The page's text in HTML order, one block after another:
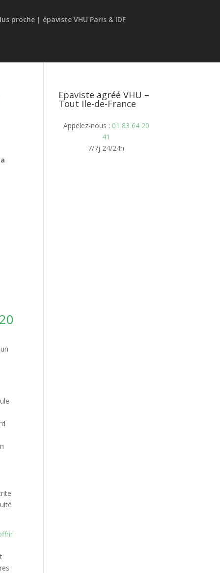
Epaviste agréé VHU –
Tout Ile-de-France
Appelez-nous : 01 83 64 20
41
7/7j 24/24h